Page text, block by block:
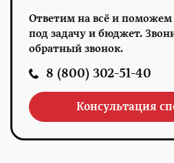
Ответим на всё и поможем
под задачу и бюджет.
обратный звонок.
8 (800) 302-51-40
Консультация